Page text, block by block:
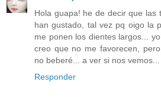
Hola guapa! he de decir que las
han gustado, tal vez pq oigo la
me ponen los dientes largos...
creo que no me favorecen,
no beberé... a ver si nos
Responder